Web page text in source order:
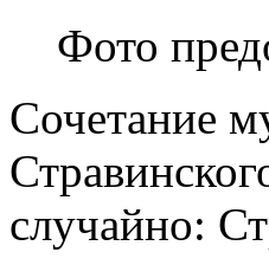
Фото
Сочетание
случайно: